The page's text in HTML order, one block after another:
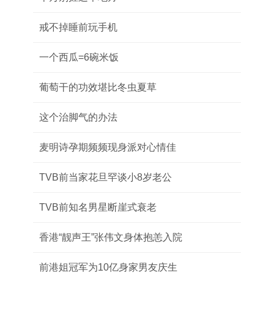
戒不掉睡前玩手机
一个西瓜=6碗米饭
葡萄干的功效堪比冬虫夏草
这个治脚气的办法
麦明诗孕期频频现身派对心情佳
TVB前当家花旦罕谈小8岁老公
TVB前知名男星断崖式衰老
香港“靓声王”张伟文身体抱恙入院
前港姐冠军为10亿身家男友庆生